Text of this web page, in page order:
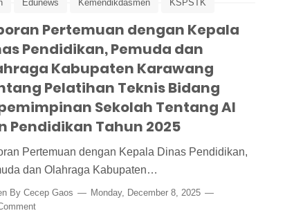
Edunews Kemendikdasmen KSPSTK
University Pelatihan Pelatihan Kepala Sekolah
Tiongkok
Pertemuan dengan Kepala
Pendidikan, Pemuda dan
Kabupaten Karawang
Pelatihan Teknis Bidang
Sekolah Tentang AI
Pendidikan Tahun 2025
Pertemuan dengan Kepala Dinas Pendidikan,
dan Olahraga Kabupaten…
By Cecep Gaos
Monday, December 8, 2025